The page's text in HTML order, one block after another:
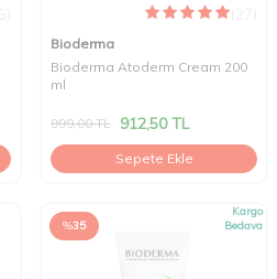
Bioderma
Bioderma Atoderm Cream 200
ml
999,00TL 912,50TL
Sepete Ekle
%35
Kargo
Bedava